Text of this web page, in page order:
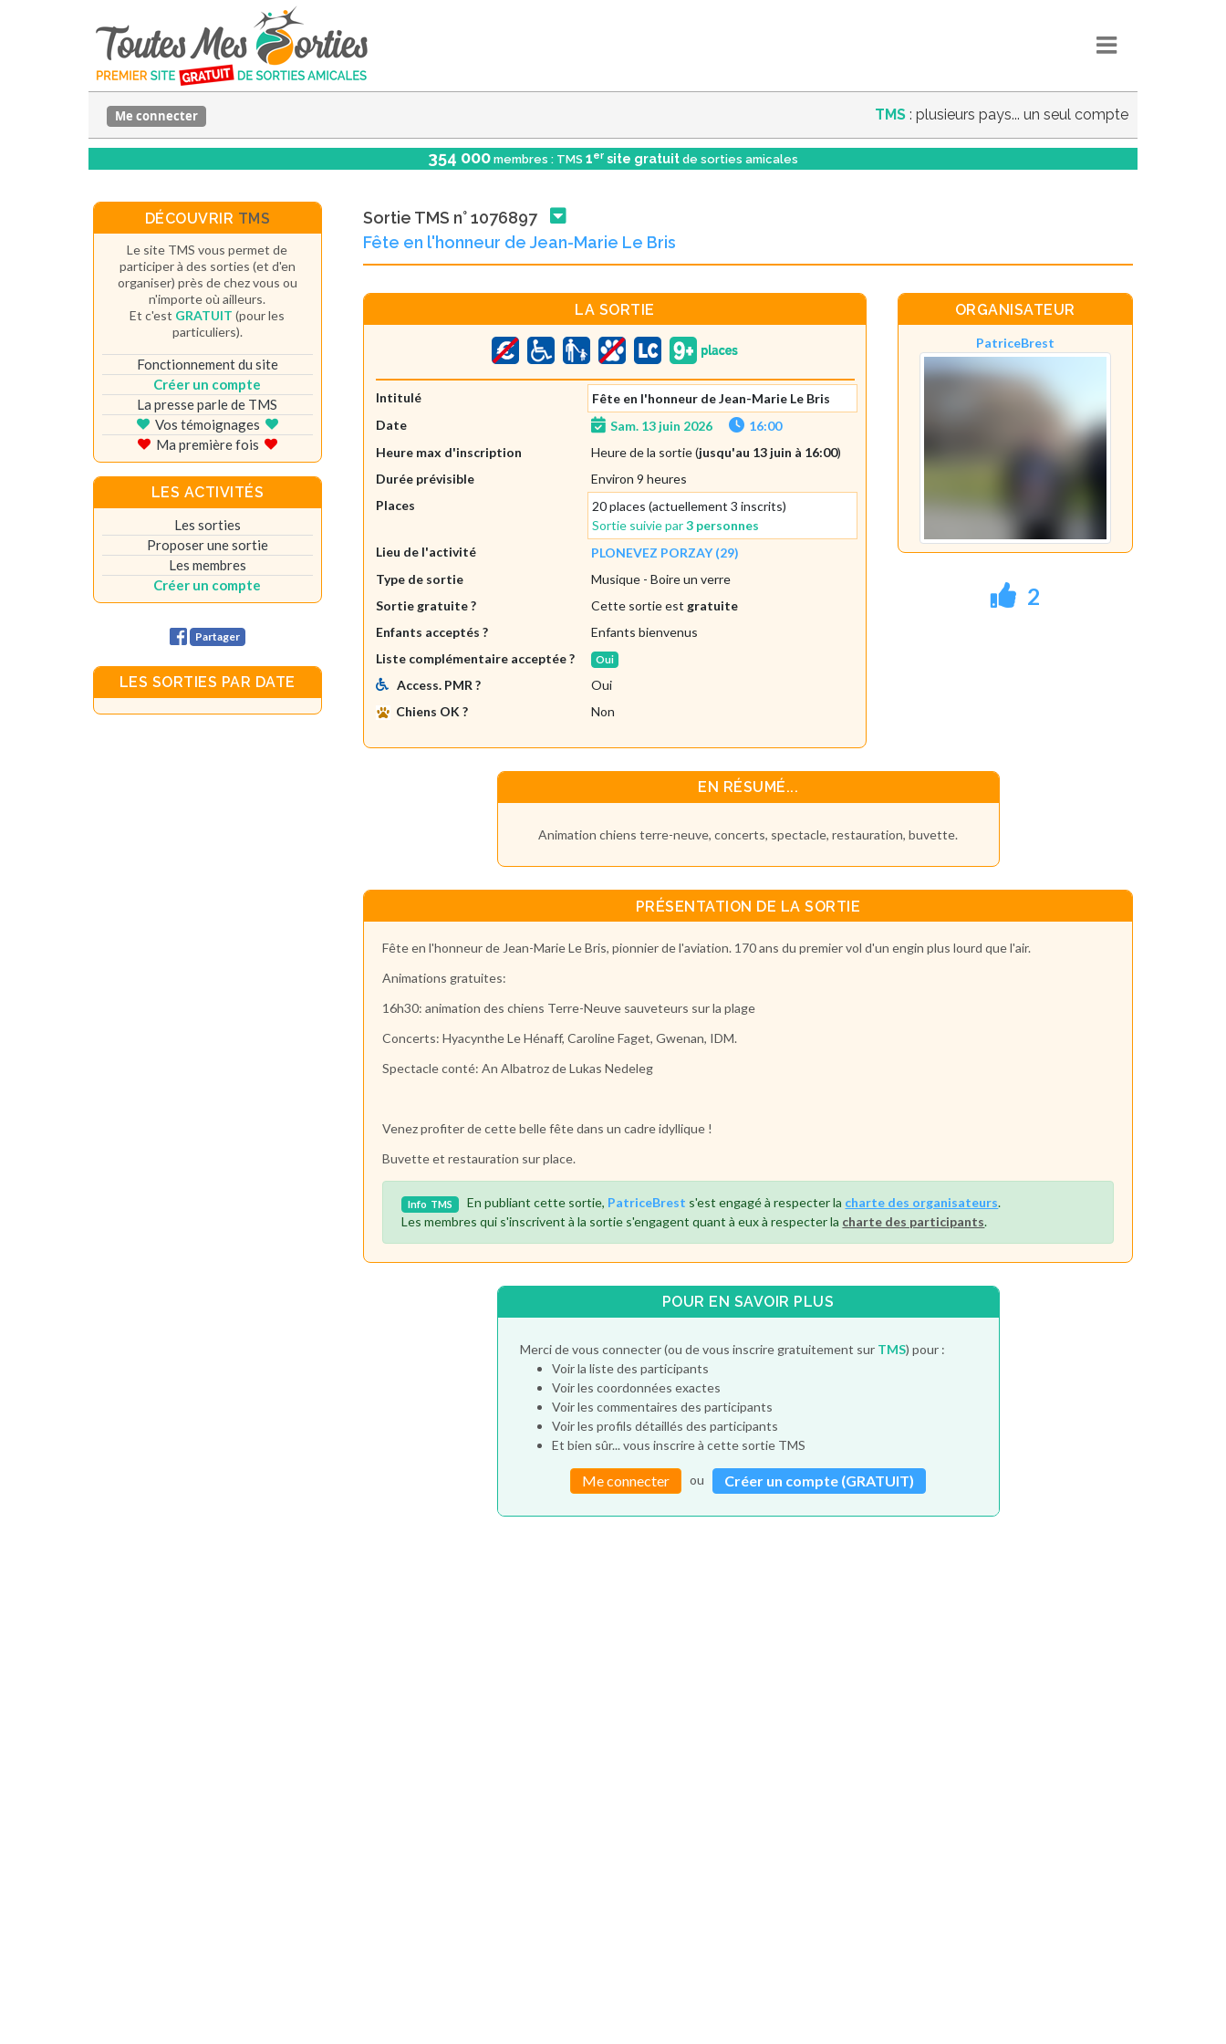
TMS : plusieurs pays... un seul compte
Me connecter
354 000 membres : TMS 1er site gratuit de sorties amicales
Sortie TMS n° 1076897
Fête en l'honneur de Jean-Marie Le Bris
LA SORTIE
Intitulé
Fête en l'honneur de Jean-Marie Le Bris
Date
Sam. 13 juin 2026
16:00
Heure max d'inscription
Heure de la sortie (jusqu'au 13 juin à 16:00)
Durée prévisible
Environ 9 heures
Places
20 places (actuellement 3 inscrits)
Sortie suivie par3 personnes
Lieu de l'activité
PLONEVEZ PORZAY (29)
Type de sortie
Musique - Boire un verre
Sortie gratuite ?
Cette sortie est gratuite
Enfants acceptés ?
Enfants bienvenus
Liste complémentaire acceptée ?
Oui
Access. PMR ?
Oui
Chiens OK ?
Non
ORGANISATEUR
PatriceBrest
2
EN RÉSUMÉ...
Animation chiens terre-neuve, concerts, spectacle, restauration, buvette.
PRÉSENTATION DE LA SORTIE
Fête en l'honneur de Jean-Marie Le Bris, pionnier de l'aviation. 170 ans du premier vol d'un engin plus lourd que l'air.
Animations gratuites:
16h30: animation des chiens Terre-Neuve sauveteurs sur la plage
Concerts: Hyacynthe Le Hénaff, Caroline Faget, Gwenan, IDM.
Spectacle conté: An Albatroz de Lukas Nedeleg
Venez profiter de cette belle fête dans un cadre idyllique !
Buvette et restauration sur place.
Info TMS En publiant cette sortie, PatriceBrest s'est engagé à respecter la charte des organisateurs.
Les membres qui s'inscrivent à la sortie s'engagent quant à eux à respecter la charte des participants.
POUR EN SAVOIR PLUS
Merci de vous connecter (ou de vous inscrire gratuitement sur TMS) pour :
Voir la liste des participants
Voir les coordonnées exactes
Voir les commentaires des participants
Voir les profils détaillés des participants
Et bien sûr... vous inscrire à cette sortie TMS
Me connecter ou Créer un compte (GRATUIT)
DÉCOUVRIR TMS
Le site TMS vous permet de
participer à des sorties (et d'en
organiser) près de chez vous ou
n'importe où ailleurs.
Et c'est GRATUIT (pour les
particuliers).
Fonctionnement du site
Créer un compte
La presse parle de TMS
Vos témoignages
Ma première fois
LES ACTIVITÉS
Les sorties
Proposer une sortie
Les membres
Créer un compte
Partager
LES SORTIES PAR DATE